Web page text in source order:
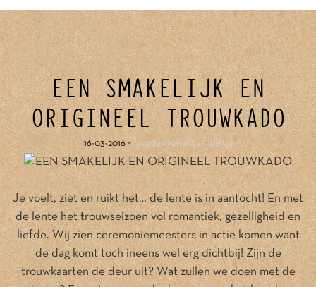
EEN SMAKELIJK EN
ORIGINEEL TROUWKADO
16-03-2016 - Geschreven door: Jessica
Je voelt, ziet en ruikt het… de lente is in aantocht! En met
de lente het trouwseizoen vol romantiek, gezelligheid en
liefde. Wij zien ceremoniemeesters in actie komen want
de dag komt toch ineens wel erg dichtbij! Zijn de
trouwkaarten de deur uit? Wat zullen we doen met de